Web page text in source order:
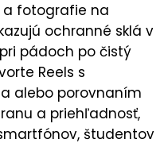
a fotografie na
ochranné sklá v
pádoch po čistý
Reels s
alebo porovnaním
a priehľadnosť,
študentov